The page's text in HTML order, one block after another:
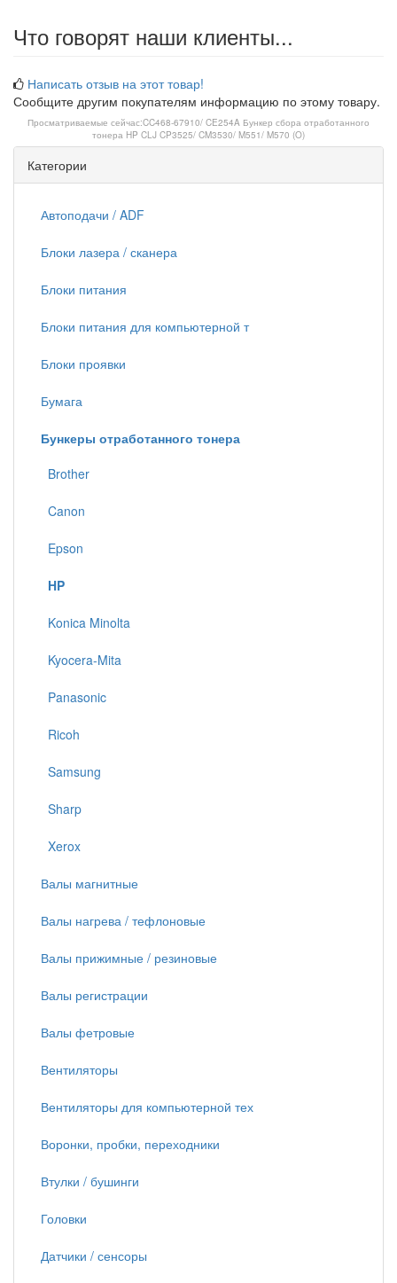
Что говорят наши клиенты...
Написать отзыв на этот товар!
Сообщите другим покупателям информацию по этому товару.
Просматриваемые сейчас:CC468-67910/ CE254A Бункер сбора отработанного
тонера HP CLJ CP3525/ CM3530/ M551/ M570 (O)
Категории
Автоподачи / ADF
Блоки лазера / сканера
Блоки питания
Блоки питания для компьютерной т
Блоки проявки
Бумага
Бункеры отработанного тонера
Brother
Canon
Epson
HP
Konica Minolta
Kyocera-Mita
Panasonic
Ricoh
Samsung
Sharp
Xerox
Валы магнитные
Валы нагрева / тефлоновые
Валы прижимные / резиновые
Валы регистрации
Валы фетровые
Вентиляторы
Вентиляторы для компьютерной тех
Воронки, пробки, переходники
Втулки / бушинги
Головки
Датчики / сенсоры